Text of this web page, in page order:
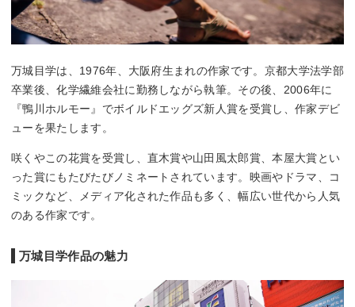
万城目学は、1976年、大阪府生まれの作家です。京都大学法学部
卒業後、化学繊維会社に勤務しながら執筆。その後、2006年に
『鴨川ホルモー』でボイルドエッグズ新人賞を受賞し、作家デビ
ューを果たします。
咲くやこの花賞を受賞し、直木賞や山田風太郎賞、本屋大賞とい
った賞にもたびたびノミネートされています。映画やドラマ、コ
ミックなど、メディア化された作品も多く、幅広い世代から人気
のある作家です。
万城目学作品の魅力